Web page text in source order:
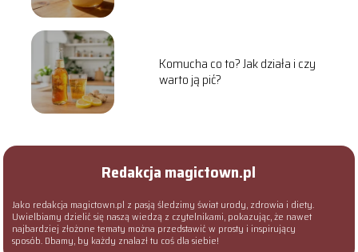
Komucha co to? Jak działa i czy
warto ją pić?
Redakcja magictown.pl
Jako redakcja magictown.pl z pasją śledzimy świat urody, zdrowia i diety.
Uwielbiamy dzielić się naszą wiedzą z czytelnikami, pokazując, że nawet
najbardziej złożone tematy można przedstawić w prosty i inspirujący
sposób. Dbamy, by każdy znalazł tu coś dla siebie!